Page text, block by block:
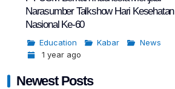
Narasumber Talkshow Hari Kesehatan
Nasional Ke-60
Education Kabar
News
1 year ago
Newest Posts